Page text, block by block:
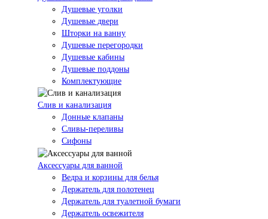
Душевые уголки
Душевые двери
Шторки на ванну
Душевые перегородки
Душевые кабины
Душевые поддоны
Комплектующие
Слив и канализация
Донные клапаны
Сливы-переливы
Сифоны
Аксессуары для ванной
Ведра и корзины для белья
Держатель для полотенец
Держатель для туалетной бумаги
Держатель освежителя